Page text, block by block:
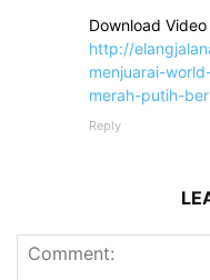
Download
http://
menjuarai-
merah-putih-
Reply